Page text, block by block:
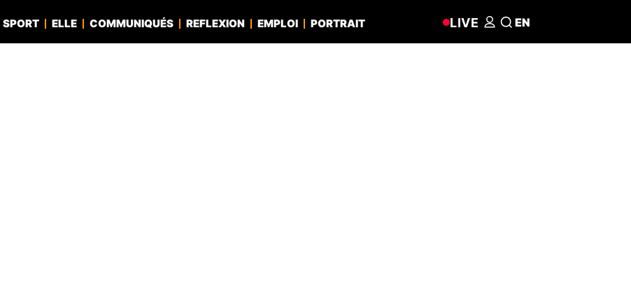
SPORT ELLE COMMUNIQUÉS REFLEXION EMPLOI PORTRAIT LIVE EN